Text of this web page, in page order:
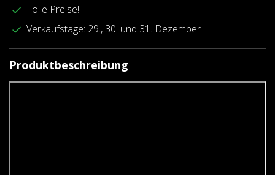
Tolle Preise!
Verkaufstage: 29., 30. und 31. Dezember
Produktbeschreibung